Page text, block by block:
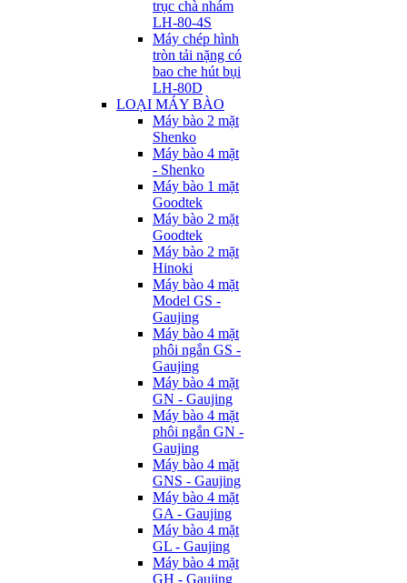
trục chà nhám
LH-80-4S
Máy chép hình
tròn tải nặng có
bao che hút bụi
LH-80D
LOẠI MÁY BÀO
Máy bào 2 mặt
Shenko
Máy bào 4 mặt
- Shenko
Máy bào 1 mặt
Goodtek
Máy bào 2 mặt
Goodtek
Máy bào 2 mặt
Hinoki
Máy bào 4 mặt
Model GS -
Gaujing
Máy bào 4 mặt
phôi ngắn GS -
Gaujing
Máy bào 4 mặt
GN - Gaujing
Máy bào 4 mặt
phôi ngắn GN -
Gaujing
Máy bào 4 mặt
GNS - Gaujing
Máy bào 4 mặt
GA - Gaujing
Máy bào 4 mặt
GL - Gaujing
Máy bào 4 mặt
GH - Gaujing